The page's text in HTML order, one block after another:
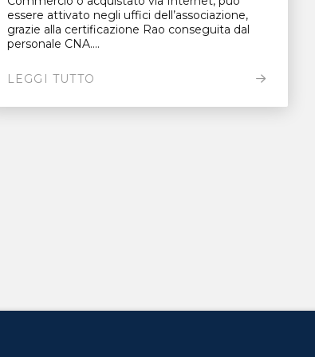
essere attivato negli uffici dell’associazione,
grazie alla certificazione Rao conseguita dal
personale CNA....
LEGGI TUTTO